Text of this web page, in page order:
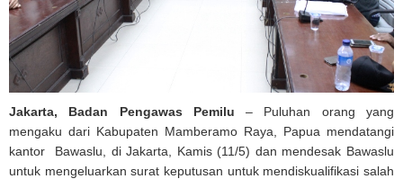
Jakarta, Badan Pengawas Pemilu – Puluhan orang yang
mengaku dari Kabupaten Mamberamo Raya, Papua mendatangi
kantor Bawaslu, di Jakarta, Kamis (11/5) dan mendesak Bawaslu
untuk mengeluarkan surat keputusan untuk mendiskualifikasi salah